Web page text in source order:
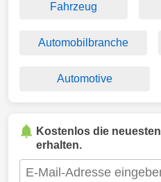
Fahrzeug
Automobilbranche
Automotive
Kostenlos die neuesten
erhalten.